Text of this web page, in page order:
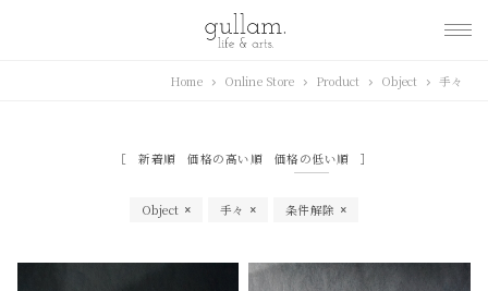
Home Online Store Product Object 手々
新着順 価格の高い順 価格の低い順
Object 手々 条件解除